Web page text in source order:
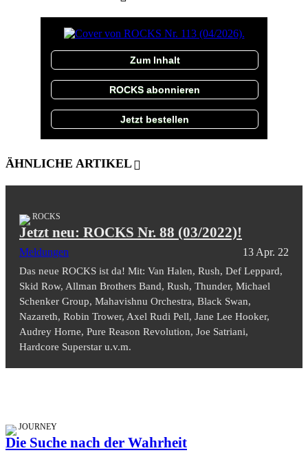
Zum Inhalt
ROCKS abonnieren
Jetzt bestellen
ÄHNLICHE ARTIKEL
ROCKS
Jetzt neu: ROCKS Nr. 88 (03/2022)!
Meldungen 13 Apr. 22
Das neue ROCKS ist da! Mit: Van Halen, Rush, Def Leppard,
Skid Row, Allman Brothers Band, Rush, Thunder, Michael
Schenker Group, Mahavishnu Orchestra, Black Swan,
Nazareth, Robin Trower, Axel Rudi Pell, Jane Lee Hooker,
Audrey Horne, Pure Reason Revolution, Joe Satriani,
Hardcore Superstar u.v.m.
JOURNEY
Die Suche nach der Wahrheit